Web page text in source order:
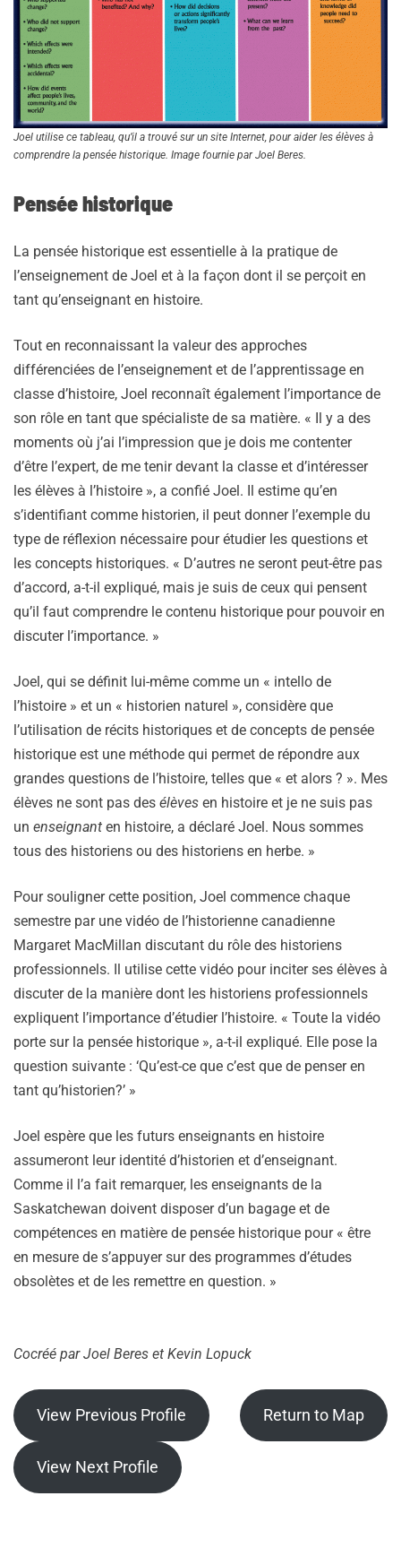
Joel utilise ce tableau, qu’il a trouvé sur un site Internet, pour aider les élèves à
comprendre la pensée historique. Image fournie par Joel Beres.
Pensée historique
La pensée historique est essentielle à la pratique de
l’enseignement de Joel et à la façon dont il se perçoit en
tant qu’enseignant en histoire.
Tout en reconnaissant la valeur des approches
différenciées de l’enseignement et de l’apprentissage en
classe d’histoire, Joel reconnaît également l’importance de
son rôle en tant que spécialiste de sa matière. « Il y a des
moments où j’ai l’impression que je dois me contenter
d’être l’expert, de me tenir devant la classe et d’intéresser
les élèves à l’histoire », a confié Joel. Il estime qu’en
s’identifiant comme historien, il peut donner l’exemple du
type de réflexion nécessaire pour étudier les questions et
les concepts historiques. « D’autres ne seront peut-être pas
d’accord, a-t-il expliqué, mais je suis de ceux qui pensent
qu’il faut comprendre le contenu historique pour pouvoir en
discuter l’importance. »
Joel, qui se définit lui-même comme un « intello de
l’histoire » et un « historien naturel », considère que
l’utilisation de récits historiques et de concepts de pensée
historique est une méthode qui permet de répondre aux
grandes questions de l’histoire, telles que « et alors ? ». Mes
élèves ne sont pas des élèves en histoire et je ne suis pas
un enseignant en histoire, a déclaré Joel. Nous sommes
tous des historiens ou des historiens en herbe. »
Pour souligner cette position, Joel commence chaque
semestre par une vidéo de l’historienne canadienne
Margaret MacMillan discutant du rôle des historiens
professionnels. Il utilise cette vidéo pour inciter ses élèves à
discuter de la manière dont les historiens professionnels
expliquent l’importance d’étudier l’histoire. « Toute la vidéo
porte sur la pensée historique », a-t-il expliqué. Elle pose la
question suivante : ‘Qu’est-ce que c’est que de penser en
tant qu’historien?’ »
Joel espère que les futurs enseignants en histoire
assumeront leur identité d’historien et d’enseignant.
Comme il l’a fait remarquer, les enseignants de la
Saskatchewan doivent disposer d’un bagage et de
compétences en matière de pensée historique pour « être
en mesure de s’appuyer sur des programmes d’études
obsolètes et de les remettre en question. »
Cocréé parJoel Beres et Kevin Lopuck
View Previous Profile Return to Map
View Next Profile